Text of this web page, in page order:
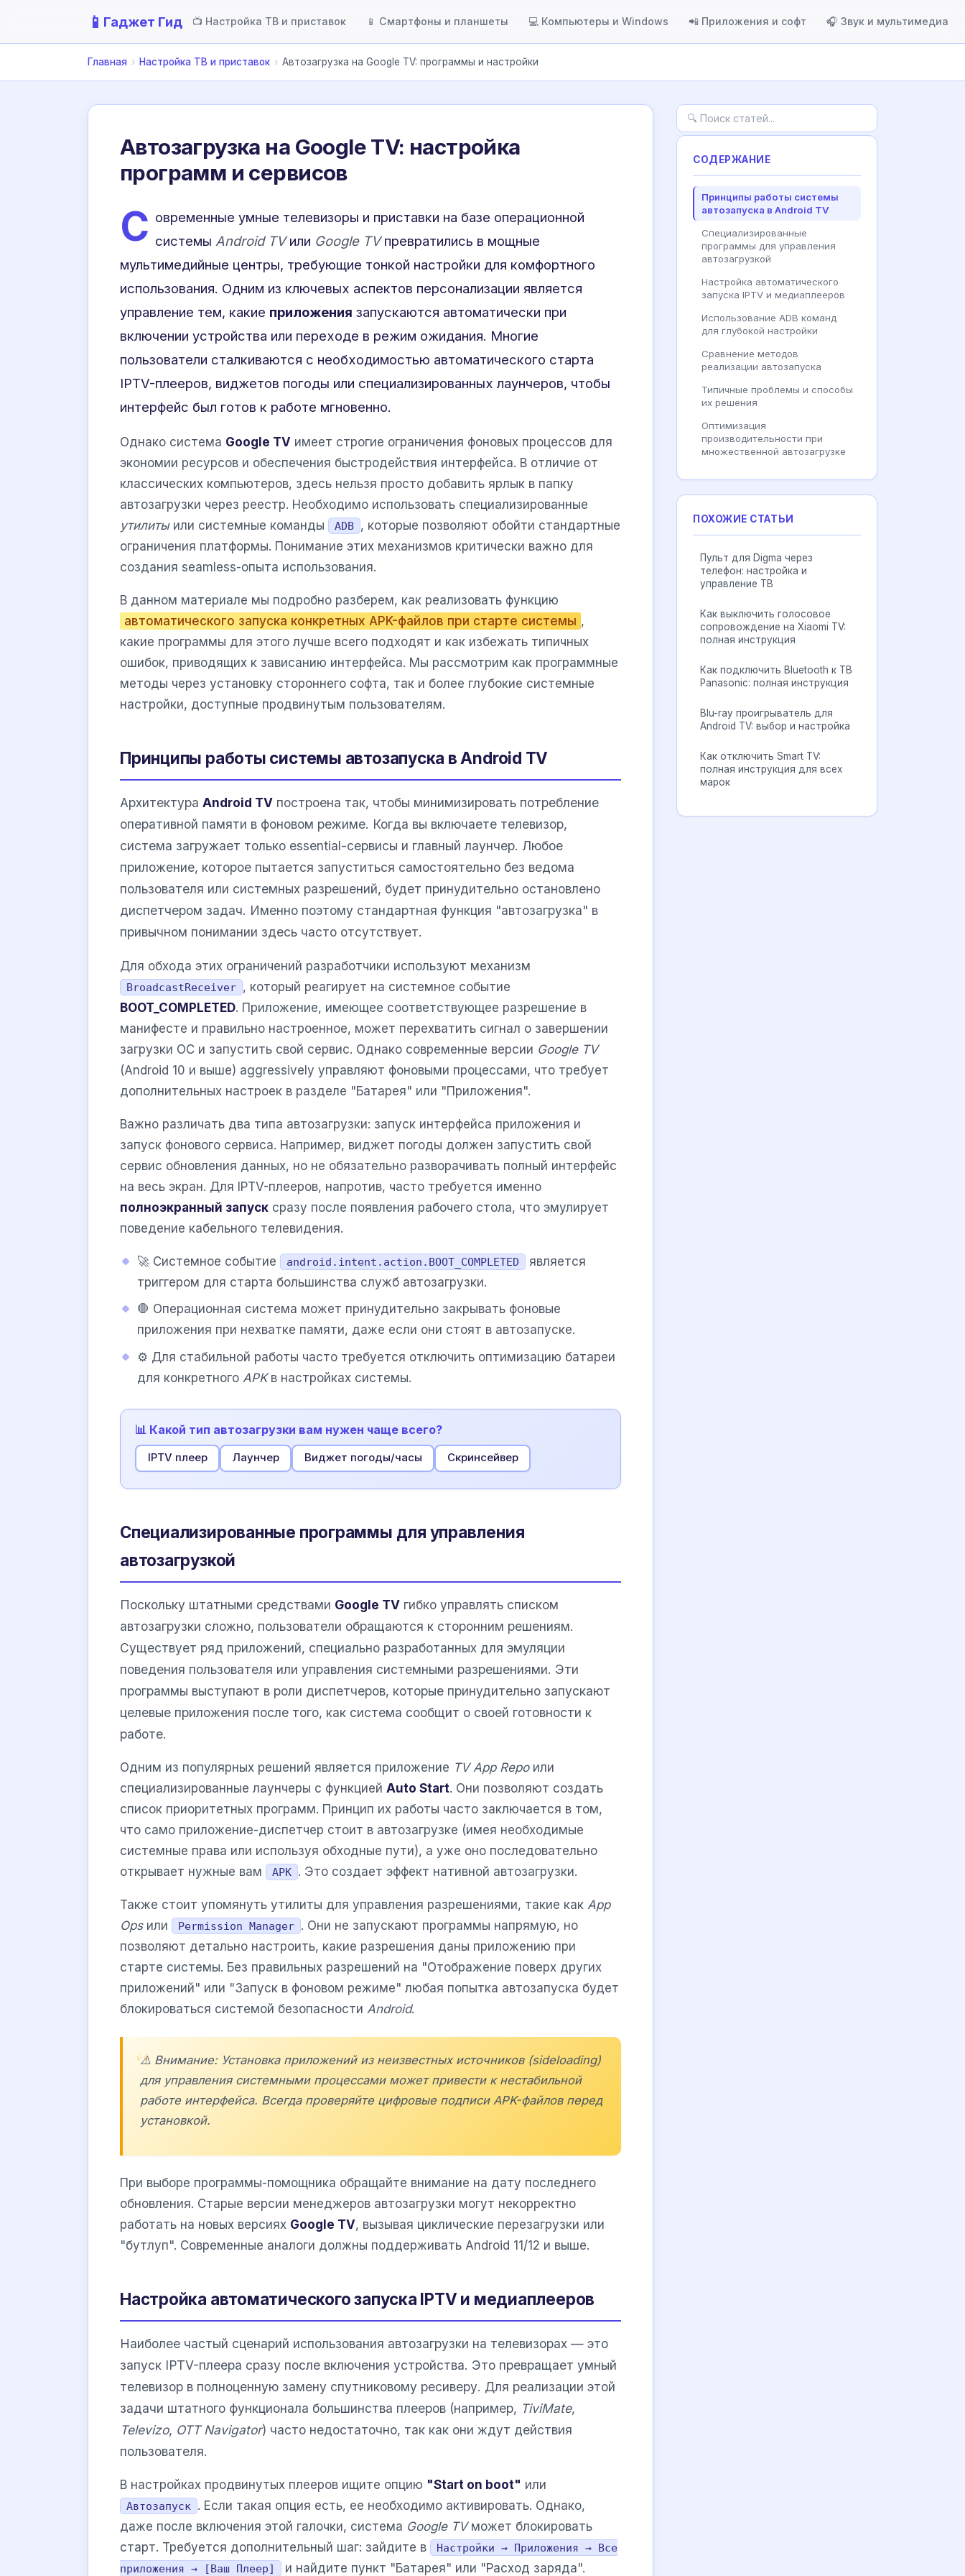
📱 Гаджет Гид 📺 Настройка ТВ и приставок 📱 Смартфоны и планшеты 💻 Компьютеры и Windows 📲 Приложения и софт 🎧 Звук и мультимедиа
Главная › Настройка ТВ и приставок › Автозагрузка на Google TV: программы и настройки
Автозагрузка на Google TV: настройка
программ и сервисов
С овременные умные телевизоры и приставки на базе операционной
системы Android TVили Google TVпревратились в мощные
мультимедийные центры, требующие тонкой настройки для комфортного
использования. Одним из ключевых аспектов персонализации является
управление тем, какие приложения запускаются автоматически при
включении устройства или переходе в режим ожидания. Многие
пользователи сталкиваются с необходимостью автоматического старта
IPTV-плееров, виджетов погоды или специализированных лаунчеров, чтобы
интерфейс был готов к работе мгновенно.
Однако система Google TV имеет строгие ограничения фоновых процессов для
экономии ресурсов и обеспечения быстродействия интерфейса. В отличие от
классических компьютеров, здесь нельзя просто добавить ярлык в папку
автозагрузки через реестр. Необходимо использовать специализированные
утилитыили системные команды ADB , которые позволяют обойти стандартные
ограничения платформы. Понимание этих механизмов критически важно для
создания seamless-опыта использования.
В данном материале мы подробно разберем, как реализовать функцию
автоматического запуска конкретных APK-файлов при старте системы ,
какие программы для этого лучше всего подходят и как избежать типичных
ошибок, приводящих к зависанию интерфейса. Мы рассмотрим как программные
методы через установку стороннего софта, так и более глубокие системные
настройки, доступные продвинутым пользователям.
Принципы работы системы автозапуска в Android TV
Архитектура Android TV построена так, чтобы минимизировать потребление
оперативной памяти в фоновом режиме. Когда вы включаете телевизор,
система загружает только essential-сервисы и главный лаунчер. Любое
приложение, которое пытается запуститься самостоятельно без ведома
пользователя или системных разрешений, будет принудительно остановлено
диспетчером задач. Именно поэтому стандартная функция "автозагрузка" в
привычном понимании здесь часто отсутствует.
Для обхода этих ограничений разработчики используют механизм
BroadcastReceiver , который реагирует на системное событие
BOOT_COMPLETED. Приложение, имеющее соответствующее разрешение в
манифесте и правильно настроенное, может перехватить сигнал о завершении
загрузки ОС и запустить свой сервис. Однако современные версии Google TV
(Android 10 и выше) aggressively управляют фоновыми процессами, что требует
дополнительных настроек в разделе "Батарея" или "Приложения".
Важно различать два типа автозагрузки: запуск интерфейса приложения и
запуск фонового сервиса. Например, виджет погоды должен запустить свой
сервис обновления данных, но не обязательно разворачивать полный интерфейс
на весь экран. Для IPTV-плееров, напротив, часто требуется именно
полноэкранный запуск сразу после появления рабочего стола, что эмулирует
поведение кабельного телевидения.
🚀 Системное событие android.intent.action.BOOT_COMPLETED
является
триггером для старта большинства служб автозагрузки.
🛑 Операционная система может принудительно закрывать фоновые
приложения при нехватке памяти, даже если они стоят в автозапуске.
⚙️ Для стабильной работы часто требуется отключить оптимизацию батареи
для конкретного APKв настройках системы.
📊 Какой тип автозагрузки вам нужен чаще всего?
IPTV плеер Лаунчер Виджет погоды/часы Скринсейвер
Специализированные программы для управления
автозагрузкой
Поскольку штатными средствами Google TV гибко управлять списком
автозагрузки сложно, пользователи обращаются к сторонним решениям.
Существует ряд приложений, специально разработанных для эмуляции
поведения пользователя или управления системными разрешениями. Эти
программы выступают в роли диспетчеров, которые принудительно запускают
целевые приложения после того, как система сообщит о своей готовности к
работе.
Одним из популярных решений является приложение TV App Repoили
специализированные лаунчеры с функцией Auto Start. Они позволяют создать
список приоритетных программ. Принцип их работы часто заключается в том,
что само приложение-диспетчер стоит в автозагрузке (имея необходимые
системные права или используя обходные пути), а уже оно последовательно
открывает нужные вам
APK . Это создает эффект нативной автозагрузки.
Также стоит упомянуть утилиты для управления разрешениями, такие как App
Opsили Permission Manager . Они не запускают программы напрямую, но
позволяют детально настроить, какие разрешения даны приложению при
старте системы. Без правильных разрешений на "Отображение поверх других
приложений" или "Запуск в фоновом режиме" любая попытка автозапуска будет
блокироваться системой безопасности Android.
⚠️ Внимание: Установка приложений из неизвестных источников (sideloading)
для управления системными процессами может привести к нестабильной
работе интерфейса. Всегда проверяйте цифровые подписи APK-файлов перед
установкой.
При выборе программы-помощника обращайте внимание на дату последнего
обновления. Старые версии менеджеров автозагрузки могут некорректно
работать на новых версиях Google TV, вызывая циклические перезагрузки или
"бутлуп". Современные аналоги должны поддерживать Android 11/12 и выше.
Настройка автоматического запуска IPTV и медиаплееров
Наиболее частый сценарий использования автозагрузки на телевизорах — это
запуск IPTV-плеера сразу после включения устройства. Это превращает умный
телевизор в полноценную замену спутниковому ресиверу. Для реализации этой
задачи штатного функционала большинства плееров (например, TiviMate,
Televizo, OTT Navigator) часто недостаточно, так как они ждут действия
пользователя.
В настройках продвинутых плееров ищите опцию "Start on boot" или
Автозапуск
. Если такая опция есть, ее необходимо активировать. Однако,
даже после включения этой галочки, система Google TVможет блокировать
старт. Требуется дополнительный шаг: зайдите в
Настройки → Приложения → Все
приложения → [Ваш Плеер]
и найдите пункт "Батарея" или "Расход заряда".
СОДЕРЖАНИЕ
Принципы работы системы
автозапуска в Android TV
Специализированные
программы для управления
автозагрузкой
Настройка автоматического
запуска IPTV и медиаплееров
Использование ADB команд
для глубокой настройки
Сравнение методов
реализации автозапуска
Типичные проблемы и способы
их решения
Оптимизация
производительности при
множественной автозагрузке
ПОХОЖИЕ СТАТЬИ
Пульт для Digma через
телефон: настройка и
управление ТВ
Как выключить голосовое
сопровождение на Xiaomi TV:
полная инструкция
Как подключить Bluetooth к ТВ
Panasonic: полная инструкция
Blu-ray проигрыватель для
Android TV: выбор и настройка
Как отключить Smart TV:
полная инструкция для всех
марок